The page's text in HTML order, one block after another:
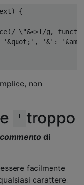
)
{
( /[\"&<>]/g ,
'&quot;' , '&' :
non
e ' troppo
commento di
facilmente
carattere.